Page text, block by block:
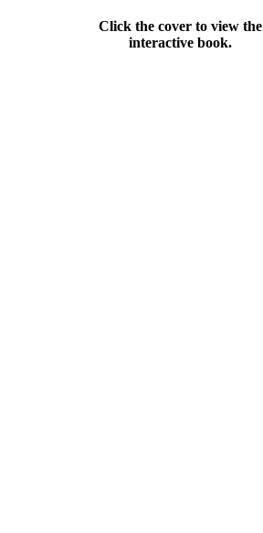
Click the cover to view the
interactive book.